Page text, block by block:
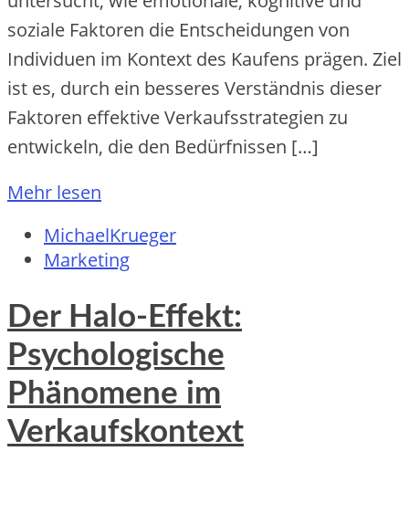
soziale Faktoren die Entscheidungen von
Individuen im Kontext des Kaufens prägen. Ziel
ist es, durch ein besseres Verständnis dieser
Faktoren effektive Verkaufsstrategien zu
entwickeln, die den Bedürfnissen […]
Mehr lesen
MichaelKrueger
Marketing
Der Halo-Effekt:
Psychologische
Phänomene im
Verkaufskontext